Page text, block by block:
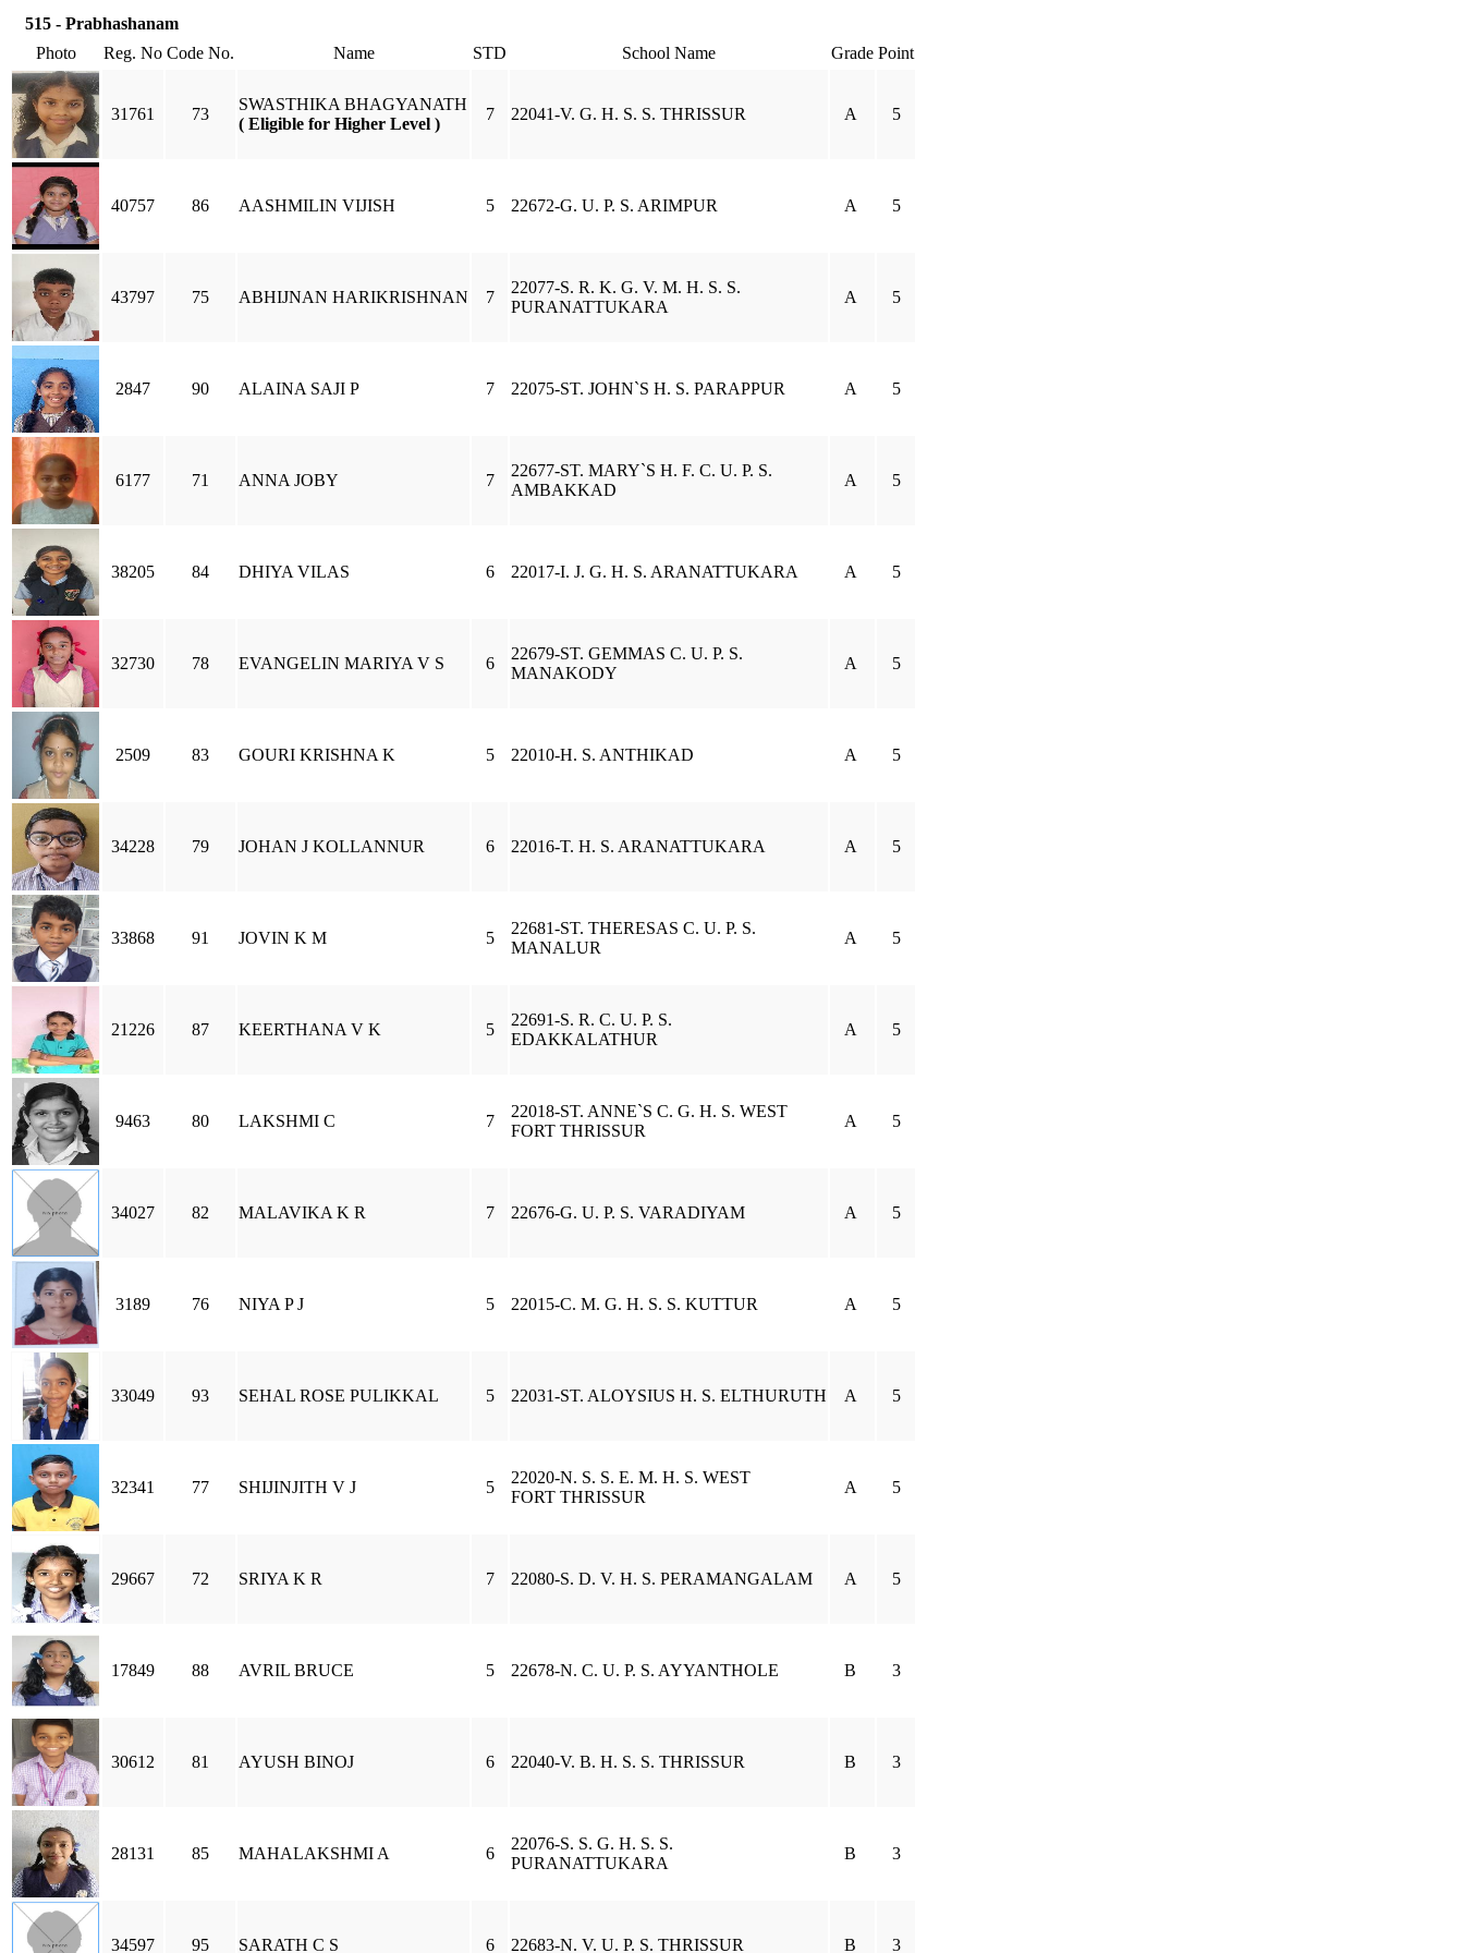
515 - Prabhashanam
Photo
Reg. No Code No. Name STD School Name Grade Point
31761 73
SWASTHIKA BHAGYANATH
( Eligible for Higher Level )
7 22041-V. G. H. S. S. THRISSUR A 5
40757 86 AASHMILIN VIJISH 5 22672-G. U. P. S. ARIMPUR A 5
43797 75 ABHIJNAN HARIKRISHNAN 7
22077-S. R. K. G. V. M. H. S. S.
PURANATTUKARA
A 5
2847 90 ALAINA SAJI P 7 22075-ST. JOHN`S H. S. PARAPPUR A 5
6177 71 ANNA JOBY 7
22677-ST. MARY`S H. F. C. U. P. S.
AMBAKKAD
A 5
38205 84 DHIYA VILAS 6 22017-I. J. G. H. S. ARANATTUKARA A 5
32730 78 EVANGELIN MARIYA V S 6
22679-ST. GEMMAS C. U. P. S.
MANAKODY
A 5
2509 83 GOURI KRISHNA K 5 22010-H. S. ANTHIKAD A 5
34228 79 JOHAN J KOLLANNUR 6 22016-T. H. S. ARANATTUKARA A 5
33868 91 JOVIN K M 5
22681-ST. THERESAS C. U. P. S.
MANALUR
A 5
21226 87 KEERTHANA V K 5
22691-S. R. C. U. P. S.
EDAKKALATHUR
A 5
9463 80 LAKSHMI C 7
22018-ST. ANNE`S C. G. H. S. WEST
FORT THRISSUR
A 5
34027 82 MALAVIKA K R 7 22676-G. U. P. S. VARADIYAM A 5
3189 76 NIYA P J 5 22015-C. M. G. H. S. S. KUTTUR A 5
33049 93 SEHAL ROSE PULIKKAL 5 22031-ST. ALOYSIUS H. S. ELTHURUTH A 5
32341 77 SHIJINJITH V J 5
22020-N. S. S. E. M. H. S. WEST
FORT THRISSUR
A 5
29667 72 SRIYA K R 7 22080-S. D. V. H. S. PERAMANGALAM A 5
17849 88 AVRIL BRUCE 5 22678-N. C. U. P. S. AYYANTHOLE B 3
30612 81 AYUSH BINOJ 6 22040-V. B. H. S. S. THRISSUR B 3
28131 85 MAHALAKSHMI A 6
22076-S. S. G. H. S. S.
PURANATTUKARA
B 3
34597 95 SARATH C S 6 22683-N. V. U. P. S. THRISSUR B 3